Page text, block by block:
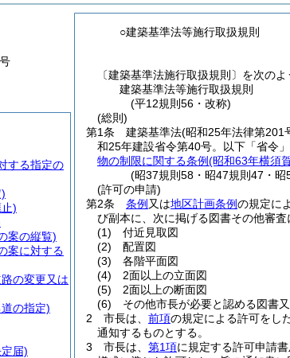
○建築基準法等施行取扱規則
〔建築基準法施行取扱規則〕を次のよ
建築基準法等施行取扱規則
(平12規則56・改称)
(総則)
第1条
建築基準法(昭和25年法律第201
和25年建設省令第40号。以下「省令
物の制限に関する条例(昭和63年横須
(昭37規則58・昭47規則47・
(許可の申請)
第2条
条例 又は地区計画条例の規定に
び副本に、次に掲げる図書その他審
(1)
付近見取図
(2)
配置図
(3)
各階平面図
(4)
2面以上の立面図
(5)
2面以上の断面図
(6)
その他市長が必要と認める図書
2
市長は、 前項の規定による許可をし
通知するものとする。
3
市長は、 第1項に規定する許可申請
する指定の
)
案の縦覧)
案に対する
の変更又は
の指定)
届)